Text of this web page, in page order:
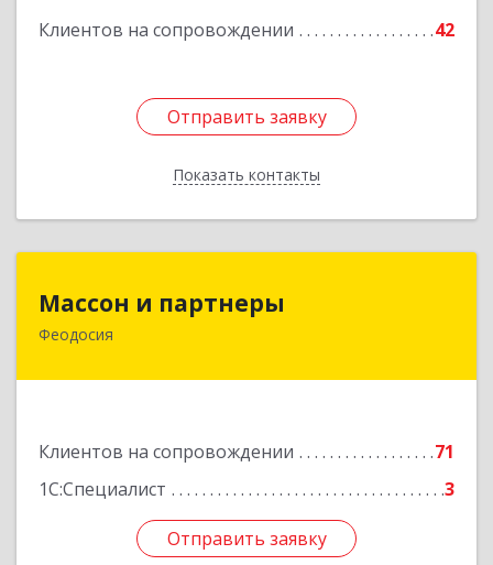
Клиентов на сопровождении 42
Отправить заявку
Показать контакты
Отправить заявку
Назад
Массон и партнеры
Феодосия
Клиентов на сопровождении
71
1С:Специалист
3
Отправить заявку
298112, Крым Респ, Феодосия г, Крымская ул,
Отправить заявку